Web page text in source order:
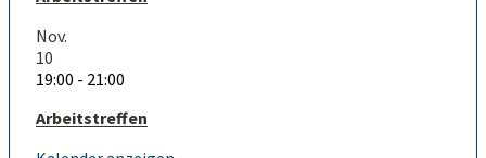
Nov.
10
19:00 - 21:00
Arbeitstreffen